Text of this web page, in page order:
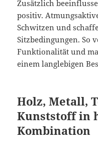
Zusätzlich
positiv.
Schwitzen und
Sitzbedingungen. So
Funktionalität und
einem langlebigen
Holz, Metall,
Kunststoff in
Kombination